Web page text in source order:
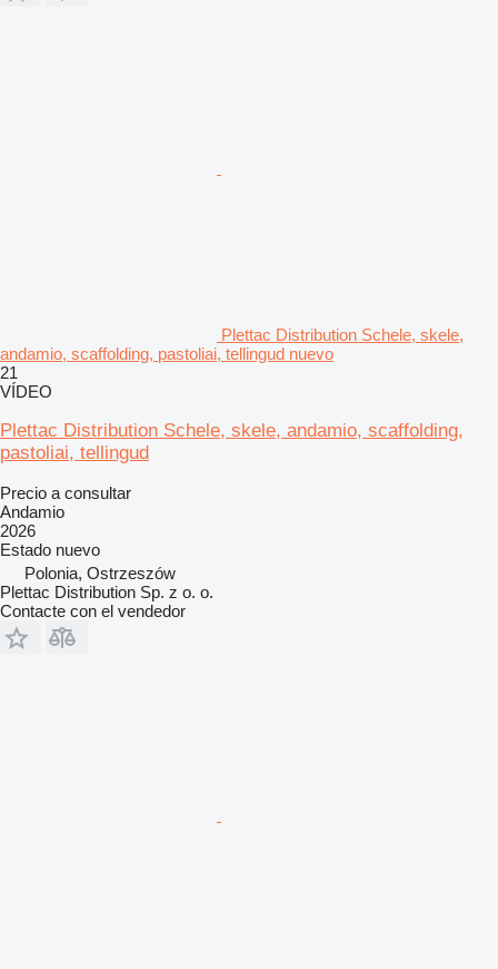
Plettac Distribution Schele, skele,
andamio, scaffolding, pastoliai, tellingud nuevo
21
VÍDEO
Plettac Distribution Schele, skele, andamio, scaffolding,
pastoliai, tellingud
Precio a consultar
Andamio
2026
Estado nuevo
Polonia, Ostrzeszów
Plettac Distribution Sp. z o. o.
Contacte con el vendedor